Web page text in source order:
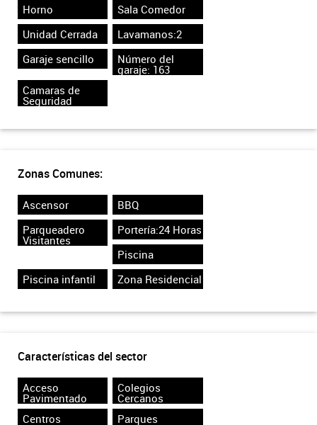
Horno
Sala Comedor
Unidad Cerrada
Lavamanos:2
Garaje sencillo
Número del
garaje: 163
Camaras de
Seguridad
Zonas Comunes:
Ascensor
BBQ
Parqueadero
Visitantes
Portería:24 Horas
Piscina
Piscina infantil
Zona Residencial
Características del sector
Acceso
Pavimentado
Colegios
Cercanos
Centros
Parques